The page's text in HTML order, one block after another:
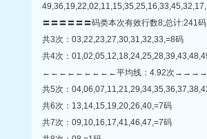
〓〓〓〓〓〓码类本次有效行数8;总计:241
共3次：03,22,23,27,30,31,32,33,=8码
共4次：
←←←←←←←←←平均线：4.92次
共5次：
共6次：13,14,15,19,20,26,40,=7码
共7次：09,10,16,17,41,46,47,=7码